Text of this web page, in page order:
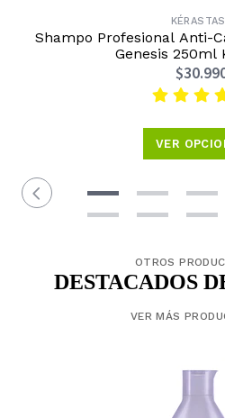
Shampo Profesional Anti-
Genesis
VER
OTROS
DESTACADOS
VER MÁS